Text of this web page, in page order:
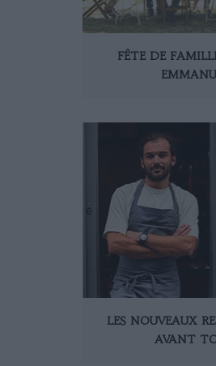
FÊTE DE
LES NOUVEAUX
AVANT